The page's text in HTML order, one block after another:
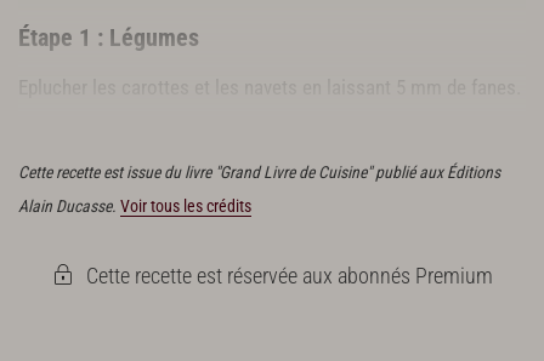
Étape 1 : Légumes
Cette recette est issue du livre "Grand Livre de Cuisine" publié aux Éditions
Alain Ducasse. Voir tous les crédits
Cette recette est réservée aux abonnés Premium